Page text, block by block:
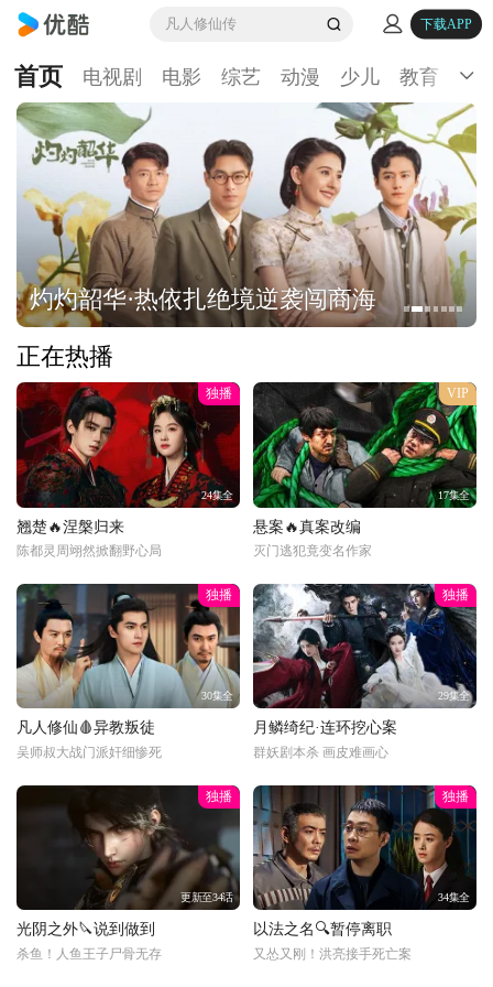
凡人修仙传 下载APP
首页 电视剧 电影 综艺 动漫 少儿 教育 生
灼灼韶华·热依扎绝境逆袭闯商海
正在热播
独播
24集全
翘楚🔥涅槃归来
陈都灵周翊然掀翻野心局
VIP
17集全
悬案🔥真案改编
灭门逃犯竟变名作家
独播
30集全
凡人修仙🩸异教叛徒
吴师叔大战门派奸细惨死
独播
29集全
月鳞绮纪·连环挖心案
群妖剧本杀 画皮难画心
独播
更新至34话
光阴之外🔪说到做到
杀鱼！人鱼王子尸骨无存
独播
34集全
以法之名🔍暂停离职
又怂又刚！洪亮接手死亡案